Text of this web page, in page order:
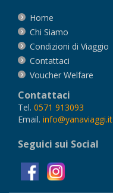
Home
Chi Siamo
Condizioni di Viaggio
Contattaci
Voucher Welfare
Contattaci
Tel. 0571 913093
Email. info@yanaviaggi.it
Seguici sui Social